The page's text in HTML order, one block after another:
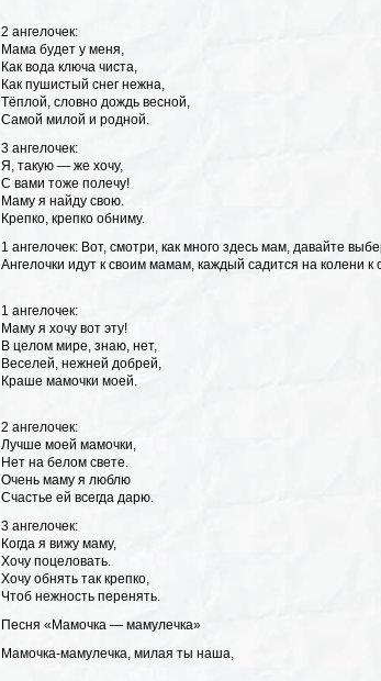
2 ангелочек:
Мама будет у меня,
Как вода ключа чиста,
Как пушистый снег нежна,
Тёплой, словно дождь весной,
Самой милой и родной.
3 ангелочек:
Я, такую — же хочу,
С вами тоже полечу!
Маму я найду свою.
Крепко, крепко обниму.
1 ангелочек: Вот, смотри, как много здесь мам, давайте
Ангелочки идут к своим мамам, каждый садится на колени к
1 ангелочек:
Маму я хочу вот эту!
В целом мире, знаю, нет,
Веселей, нежней добрей,
Краше мамочки моей.
2 ангелочек:
Лучше моей мамочки,
Нет на белом свете.
Очень маму я люблю
Счастье ей всегда дарю.
3 ангелочек:
Когда я вижу маму,
Хочу поцеловать.
Хочу обнять так крепко,
Чтоб нежность перенять.
Песня «Мамочка — мамулечка»
Мамочка-мамулечка, милая ты наша,